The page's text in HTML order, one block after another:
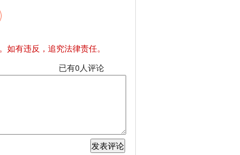
有违反，追究法律责任。
已有0人评论